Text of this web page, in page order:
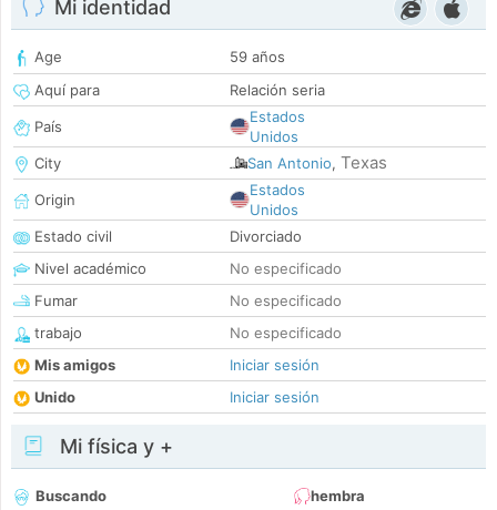
Mi identidad
Age
59 años
Aquí para
Relación seria
País
Estados
Unidos
City
San Antonio, Texas
Origin
Estados
Unidos
Estado civil
Divorciado
Nivel académico
No especificado
Fumar
No especificado
trabajo
No especificado
Mis amigos
Iniciar sesión
Unido
Iniciar sesión
Mi física y +
Buscando
hembra